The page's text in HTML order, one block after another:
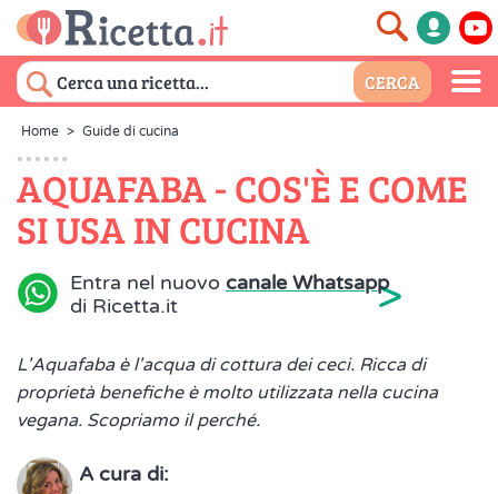
Home > Guide di cucina
AQUAFABA - COS'È E COME
SI USA IN CUCINA
Entra nel nuovo canale Whatsapp
di Ricetta.it
>
L'Aquafaba è l'acqua di cottura dei ceci. Ricca di
proprietà benefiche è molto utilizzata nella cucina
vegana. Scopriamo il perché.
A cura di: